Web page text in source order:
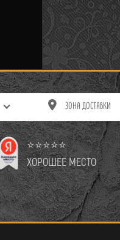
ЗОНА ДОСТАВКИ
⭐⭐⭐⭐⭐
ХОРОШЕЕ МЕСТО